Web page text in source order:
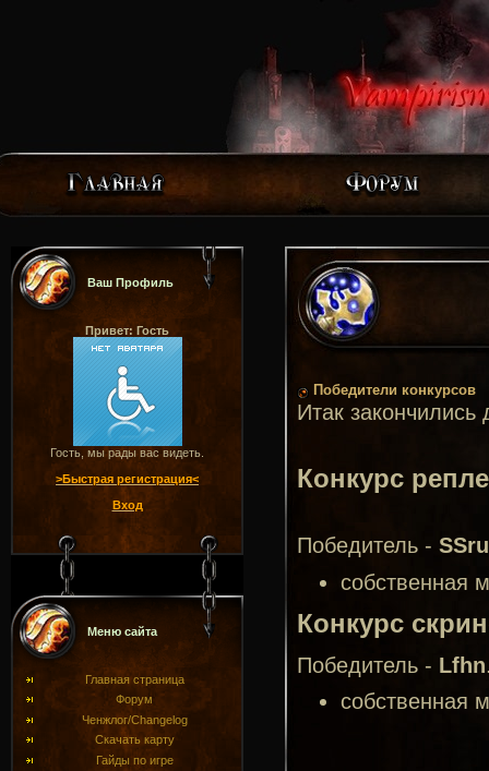
Ваш Профиль
Привет: Гость
Гость, мы рады вас видеть.
>Быстрая регистрация<
Вход
Меню сайта
Главная страница
Форум
Ченжлог/Changelog
Скачать карту
Гайды по игре
Победители конкурсов
Итак закончились
Конкурс
Победитель -
собственная
Конкурс
Победитель - Lfhn
собственная